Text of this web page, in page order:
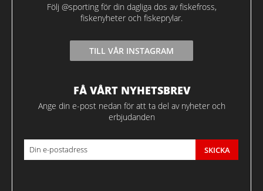
Följ @sporting för din dagliga dos av fiskefross,
fiskenyheter och fiskeprylar.
TILL VÅR INSTAGRAM
FÅ VÅRT NYHETSBREV
Ange din e-post nedan för att ta del av nyheter och
erbjudanden
SKICKA